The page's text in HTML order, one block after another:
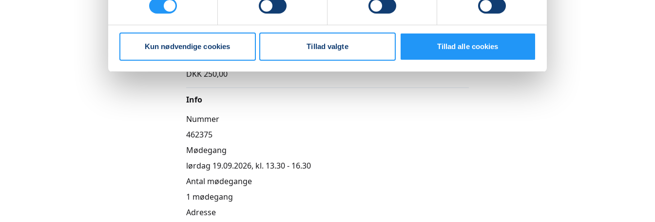
Kun nødvendige cookies Tillad valgte Tillad alle cookies
Almen
DKK 250,00
Info
Nummer
462375
Mødegang
lørdag 19.09.2026, kl. 13.30 - 16.30
Antal mødegange
1 mødegang
Adresse